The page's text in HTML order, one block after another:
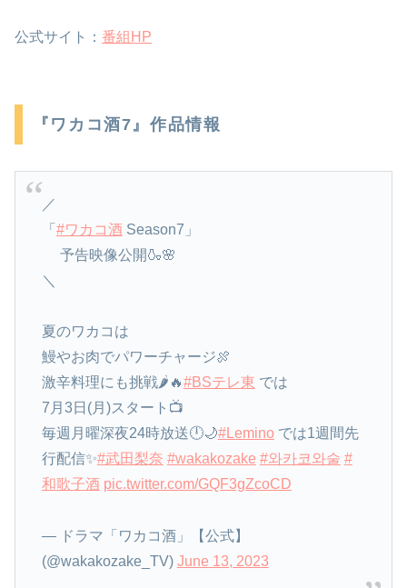
公式サイト： 番組HP
『ワカコ酒7』作品情報
／
「 #ワカコ酒Season7」
予告映像公開🍶🌸
＼
夏のワカコは
鰻やお肉でパワーチャージ🍖
激辛料理にも挑戦🌶️🔥#BSテレ東 では
7月3日(月)スタート📺
毎週月曜深夜24時放送🕛🌙#Leminoでは1週間先
行配信✨#武田梨奈 #wakakozake #와카코와술 #
和歌子酒 pic.twitter.com/GQF3gZcoCD
— ドラマ「ワカコ酒」【公式】
(@wakakozake_TV) June 13, 2023